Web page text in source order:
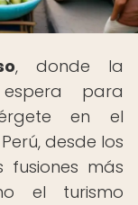
, donde la
para
en el
desde los
fusiones más
el turismo